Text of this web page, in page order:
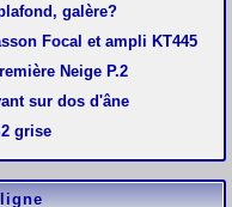
galère?
Focal et ampli KT445
Neige P.2
sur dos d'âne
grise